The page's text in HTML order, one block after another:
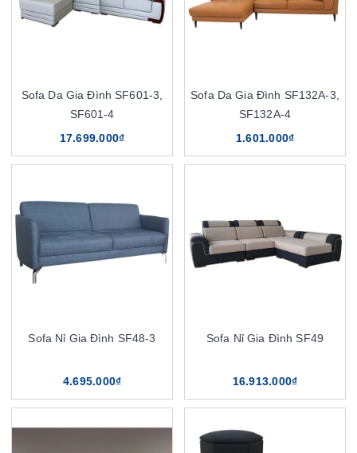
Sofa Da Gia Đình SF601-3,
SF601-4
17.699.000₫
Sofa Da Gia Đình SF132A-3,
SF132A-4
1.601.000₫
Sofa Nỉ Gia Đình SF48-3
4.695.000₫
Sofa Nỉ Gia Đình SF49
16.913.000₫